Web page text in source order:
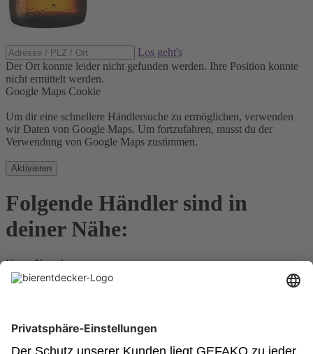
Los geht's
Der Ort konnte leider nicht gefunden werden. Ihre Position konnte
nicht ermittelt werden.
Google Maps Cookie
Um dir eine schnellere Händlersuche zu ermöglichen, verwenden
wir Daten von Google Maps. Um fortzufahren, musst du der
Verwendung von Google Maps zustimmen.
Aktivieren
Folgende Händler sind in
deiner Nähe:
Unser Newsletter
Für Bierkenner, Bierliebhaber, Bierneulinge - kurz, alle
Jetzt anmelden!
Impressum Datenschutz Barrierefrei
Newsletter